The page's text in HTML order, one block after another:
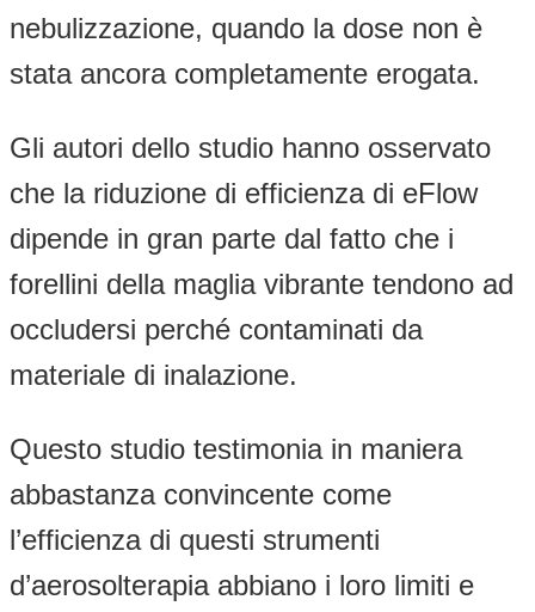
nebulizzazione, quando la dose non è
stata ancora completamente erogata.
Gli autori dello studio hanno osservato
che la riduzione di efficienza di eFlow
dipende in gran parte dal fatto che i
forellini della maglia vibrante tendono ad
occludersi perché contaminati da
materiale di inalazione.
Questo studio testimonia in maniera
abbastanza convincente come
l’efficienza di questi strumenti
d’aerosolterapia abbiano i loro limiti e